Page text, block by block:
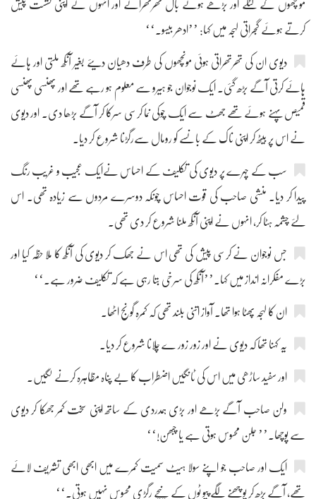
مونچھوں کے لٹکے اور بڑھے ہوئے بال تھرتھرائے اور انہوں نے اپنی نشست پیش
کرتے ہوئے گجراتی لہجہ میں کہا: ’’ادھر بیسو۔‘‘
دیوی ان کی تھرتھراتی ہوئی مونچھوں کی طرف دھیان دیئے بغیر آنکھ ملتی اور ہائے
ہائے کرتی آگے بڑھ گئی۔ ایک نوجوان جو ہیرو سے معلوم ہو رہے تھے اور پھنسی پھنسی
قمیص پہنے ہوئے تھے جھٹ سے ایک چوکی نما کرسی سرکا کر آگے بڑھا دی۔ اور دیوی
نے اس پر بیٹھ کر اپنی ناک کے بانسے کو رومال سےرگڑنا شروع کر دیا۔
سب کے چہرے پر دیوی کی تکلیف کے احساس نےایک عجیب و غریب رنگ
پیدا کر دیا۔ منشی صاحب کی قوت احساس چونکہ دوسرے مردوں سے زیادہ تھی۔ اس
لئے چشمہ ہٹا کر، انہوں نے اپنی آنکھ ملنا شروع کر دی تھی۔
جس نوجوان نے کرسی پیش کی تھی اس نے جھک کر دیوی کی آنکھ کا ملا حظہ کیا اور
بڑے مفکرانہ انداز میں کہا۔’’آنکھ کی سرخی بتا رہی ہے کہ تکلیف ضرور ہے۔‘‘
ان کا لہجہ پھٹا ہوا تھا۔ آواز اتنی بلند تھی کہ کمرہ گونج اٹھا۔
یہ کہنا تھا کہ دیوی نے اور زور زور ے چلانا شروع کر دیا۔
اور سفید ساڑھی میں اس کی ٹانگیں اضطراب کا بے پناہ مظاہرہ کرنے لگیں۔
ولن صاحب آگے بڑھے اور بڑی ہمدردی کے ساتھ اپنی سخت کمر جھکا کر دیوی
سے پوچھا۔’’ جلن محسوس ہوتی ہے یا چبھن!‘‘
ایک اور صاحب جو اپنے سولا ہیٹ سمیت کمرے میں ابھی ابھی تشریف لائے
تھے، آگے بڑھ کر پوچھنے لگے پپو ٹوں کے نیچے رگڑی محسوس نہیں ہوتی۔‘‘